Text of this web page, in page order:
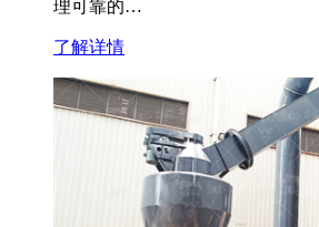
理可靠的…
了解详情